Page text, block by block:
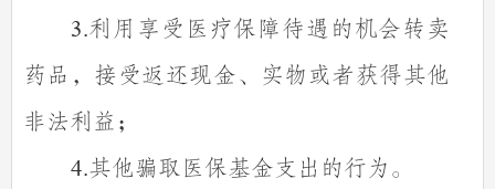
3.利用享受医疗保障待遇的机会转卖
药品，接受返还现金、实物或者获得其他
非法利益；
4.其他骗取医保基金支出的行为。